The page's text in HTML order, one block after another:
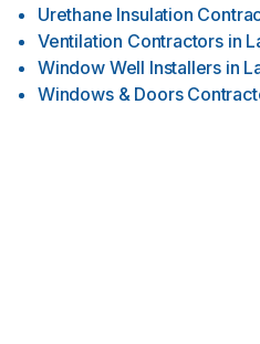
Urethane Insulation
Ventilation Contractors in
Window Well Installers in
Windows & Doors